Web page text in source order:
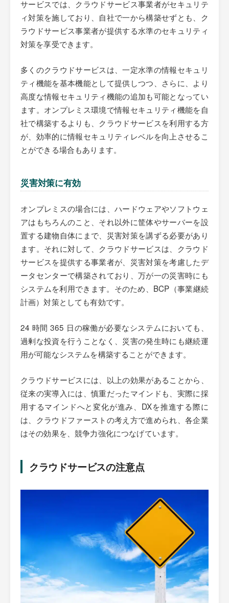
サービスでは、クラウドサービス事業者がセキュリテ
ィ対策を施しており、自社で一から構築せずとも、ク
ラウドサービス事業者が提供する水準のセキュリティ
対策を享受できます。
多くのクラウドサービスは、一定水準の情報セキュリ
ティ機能を基本機能として提供しつつ、さらに、より
高度な情報セキュリティ機能の追加も可能となってい
ます。オンプレミス環境で情報セキュリティ機能を自
社で構築するよりも、クラウドサービスを利用する方
が、効率的に情報セキュリティレベルを向上させるこ
とができる場合もあります。
災害対策に有効
オンプレミスの場合には、ハードウェアやソフトウェ
アはもちろんのこと、それ以外に筐体やサーバーを設
置する建物自体にまで、災害対策を講ずる必要があり
ます。それに対して、クラウドサービスは、クラウド
サービスを提供する事業者が、災害対策を考慮したデ
ータセンターで構築されており、万が一の災害時にも
システムを利用できます。そのため、BCP（事業継続
計画）対策としても有効です。
24 時間 365 日の稼働が必要なシステムにおいても、
過剰な投資を行うことなく、災害の発生時にも継続運
用が可能なシステムを構築することができます。
クラウドサービスには、以上の効果があることから、
従来の実導入には、慎重だったマインドも、実際に採
用するマインドへと変化が進み、DXを推進する際に
は、クラウドファーストの考え方で進められ、各企業
はその効果を、競争力強化につなげています。
クラウドサービスの注意点